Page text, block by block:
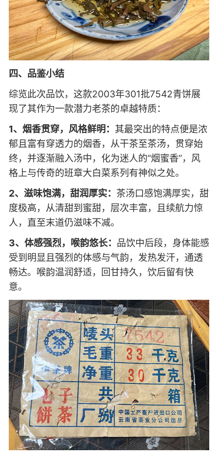
四、品鉴小结
综览此次品饮，这款2003年301批7542青饼展
现了其作为一款潜力老茶的卓越特质：
1、烟香贯穿，风格鲜明： 其最突出的特点便是浓
郁且富有穿透力的烟香，从干茶至茶汤，贯穿始
终，并逐渐融入汤中，化为迷人的“烟蜜香”，风
格上与传奇的班章大白菜系列有神似之处。
2、滋味饱满，甜润厚实： 茶汤口感饱满厚实，甜
度极高，从清甜到蜜甜，层次丰富，且续航力惊
人，直至末道仍滋味不减。
3、体感强烈，喉韵悠长： 品饮中后段，身体能感
受到明显且强烈的体感与气韵，发热发汗，通透
畅达。喉韵温润舒适，回甘持久，饮后留有快
意。